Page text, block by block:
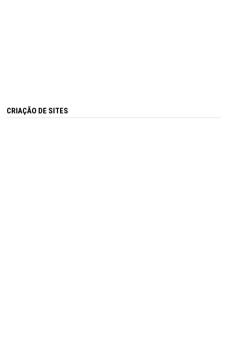
CRIAÇÃO DE SITES